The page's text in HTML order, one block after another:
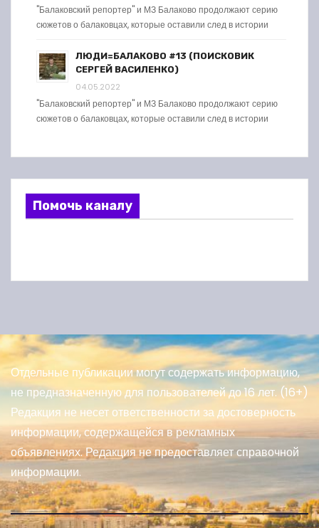
"Балаковский репортер" и МЗ Балаково продолжают серию
сюжетов о балаковцах, которые оставили след в истории
ЛЮДИ=БАЛАКОВО #13 (ПОИСКОВИК
СЕРГЕЙ ВАСИЛЕНКО)
04.05.2022
"Балаковский репортер" и МЗ Балаково продолжают серию
сюжетов о балаковцах, которые оставили след в истории
Помочь каналу
Отдельные публикации могут содержать информацию,
не предназначенную для пользователей до 16 лет. (16+)
Редакция не несет ответственности за достоверность
информации, содержащейся в рекламных
объявлениях. Редакция не предоставляет справочной
информации.